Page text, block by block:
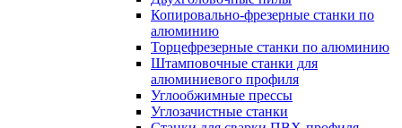
Копировально-фрезерные станки по
алюминию
Торцефрезерные станки по алюминию
Штамповочные станки для
алюминиевого профиля
Углообжимные прессы
Углозачистные станки